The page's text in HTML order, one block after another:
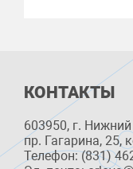
КОНТАКТЫ
603950, г.
пр. Гагарина, 25,
Телефон: (831)